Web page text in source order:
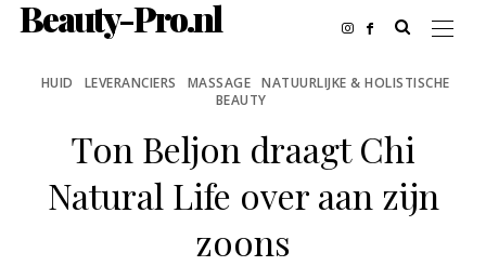
Beauty-Pro.nl
HUID LEVERANCIERS MASSAGE NATUURLIJKE & HOLISTISCHE
BEAUTY
Ton Beljon draagt Chi
Natural Life over aan zijn
zoons